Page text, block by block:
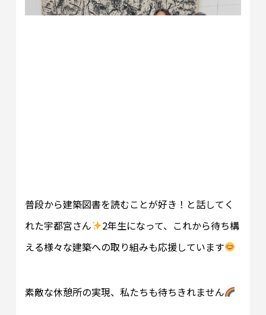
普段から建築図書を読むことが好き！と話してく
れた宇都宮さん
2年生になって、これから待ち構
える様々な建築への取り組みも応援しています
素敵な休憩所の実現、私たちも待ちきれません